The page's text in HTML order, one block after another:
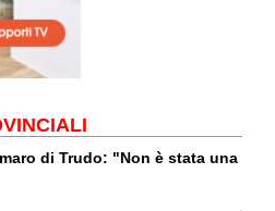
di Trudo: "Non è stata una